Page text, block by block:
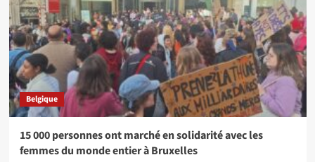
Belgique
15 000 personnes ont marché en solidarité avec les
femmes du monde entier à Bruxelles